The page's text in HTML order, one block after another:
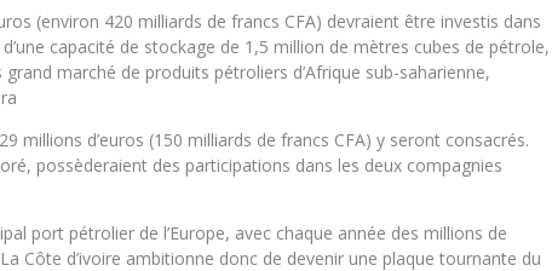
(environ 420 milliards de francs CFA) devraient être investis dans
capacité de stockage de 1,5 million de mètres cubes de pétrole,
marché de produits pétroliers d’Afrique sub-saharienne,
millions d’euros (150 milliards de francs CFA) y seront consacrés.
possèderaient des participations dans les deux compagnies
port pétrolier de l’Europe, avec chaque année des millions de
Côte d’ivoire ambitionne donc de devenir une plaque tournante du